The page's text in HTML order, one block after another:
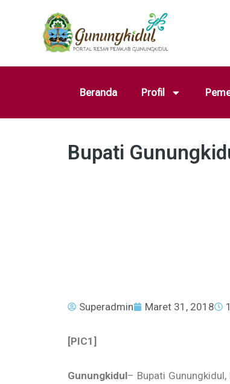
Beranda Profil
Bupati
Superadmin Maret 31, 2018
[PIC1]
Gunungkidul– Bupati